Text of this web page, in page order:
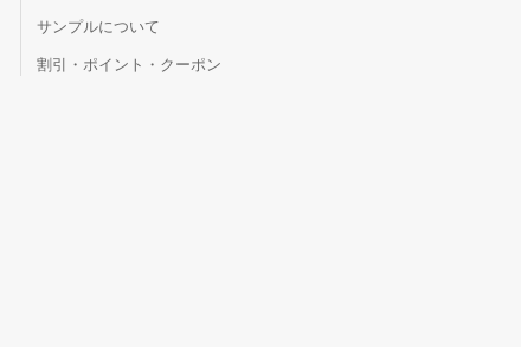
サンプルについて
割引・ポイント・クーポン